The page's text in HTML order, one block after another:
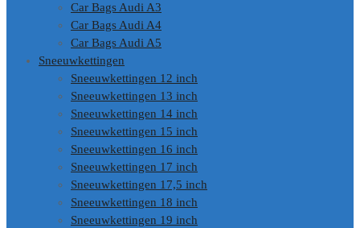
Car Bags Audi A3
Car Bags Audi A4
Car Bags Audi A5
Sneeuwkettingen
Sneeuwkettingen 12 inch
Sneeuwkettingen 13 inch
Sneeuwkettingen 14 inch
Sneeuwkettingen 15 inch
Sneeuwkettingen 16 inch
Sneeuwkettingen 17 inch
Sneeuwkettingen 17,5 inch
Sneeuwkettingen 18 inch
Sneeuwkettingen 19 inch